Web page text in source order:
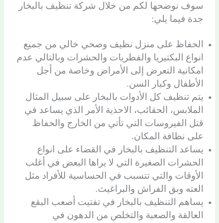
سوف نوضحها لكم من خلال شركة تنظيف بالبخار
جدة فيما يلي:
الحفاظ على منزل نظيف وصحي خالي من جميع
انواع البكتيريا والفطريات والحشرات وبالتالي عدم
امكانية التعرض إلى الأمراض وخاصة من أجل
الأطفال وكبار السن.
يتم تنظيف كل الأدوات بالبخار على سبيل المثال
الملابس، الحقائب، الاحذية الأمر الذي يساعد في
قتل الفيروسات التي تأتي من الخارج والحفاظ
على نظافة المكان.
يساعد التنظيف بالبخار في القضاء على انواع
الحشرات الصغيرة التي لا يراها البعض في أغلب
الأوقات والتي تتسبب في الحساسية للأفراد مثل
العته وبق الفراش والبراغيث.
يساهم التنظيف بالبخار في تفتيت أصعب البقع
العالقة والصعبة والتخلص من الدهون في